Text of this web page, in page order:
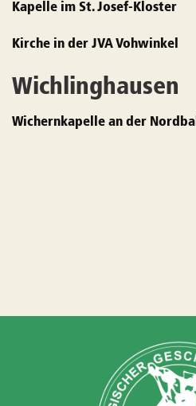
Kapelle im St. Josef-Kloster
Kirche in der JVA Vohwinkel
Wichlinghausen
Wichernkapelle an der